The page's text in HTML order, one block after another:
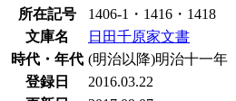
所在記号
1406-1・1416・1418
文庫名
日田千原家文書
時代・年代 (明治以降)明治十一年
登録日
2016.03.22